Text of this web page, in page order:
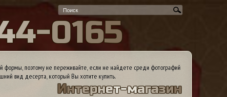
4-0165
поэтому не переживайте, если не найдете среди фотографий
вид десерта, который Вы хотите купить.
Интернет-магазин